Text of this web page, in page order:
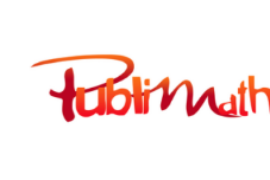
contenu
Publimath